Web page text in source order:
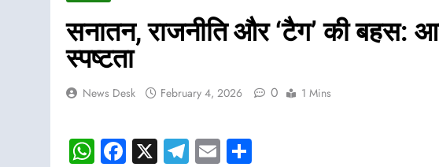
सनातन, राजनीति और ‘टैग’ की बहस:
स्पष्टता
News Desk February 4, 2026 0 1 Mins
WhatsApp
Facebook
X Telegram
Email